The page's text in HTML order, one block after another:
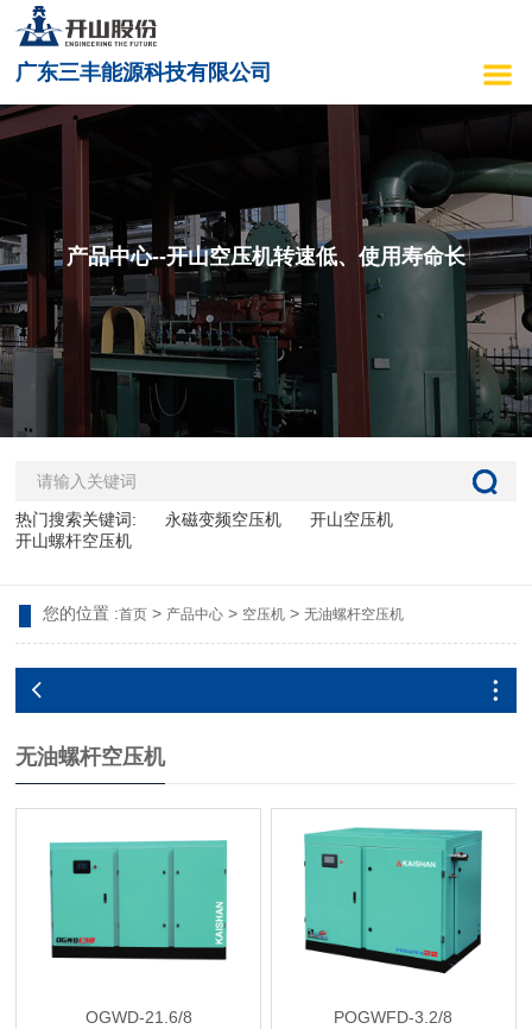
广东三丰能源科技有限公司
产品中心--开山空压机转速低、使用寿命长
热门搜索关键词: 永磁变频空压机
开山空压机
开山螺杆空压机
您的位置 :首页 > 产品中心 > 空压机 >无油螺杆空压机
无油螺杆空压机
OGWD-21.6/8 POGWFD-3.2/8